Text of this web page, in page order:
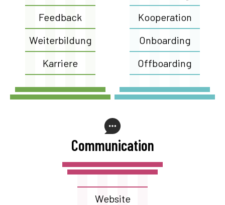
Feedback
Weiterbildung
Karriere
Kooperation
Onboarding
Offboarding
Communication
Website